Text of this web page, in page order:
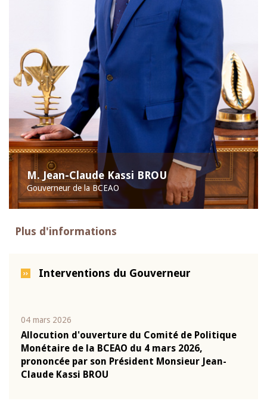
M. Jean-Claude Kassi BROU
Gouverneur de la BCEAO
Plus d'informations
Interventions du Gouverneur
04 mars 2026
Allocution d'ouverture du Comité de Politique
Monétaire de la BCEAO du 4 mars 2026,
prononcée par son Président Monsieur Jean-
Claude Kassi BROU